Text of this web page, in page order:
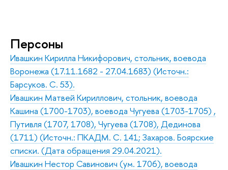
Персоны
Ивашкин Кирилла Никифорович, стольник, воевода
Воронежа (17.11.1682 - 27.04.1683) (Источн.:
Барсуков. С. 53).
Ивашкин Матвей Кириллович, стольник, воевода
Кашина (1700-1703), воевода Чугуева (1703-1705) ,
Путивля (1707, 1708), Чугуева (1708), Дединова
(1711) (Источн.: ПКАДМ. С. 141; Захаров. Боярские
списки. (Дата обращения 29.04.2021).
Ивашкин Нестор Савинович (ум. 1706), воевода